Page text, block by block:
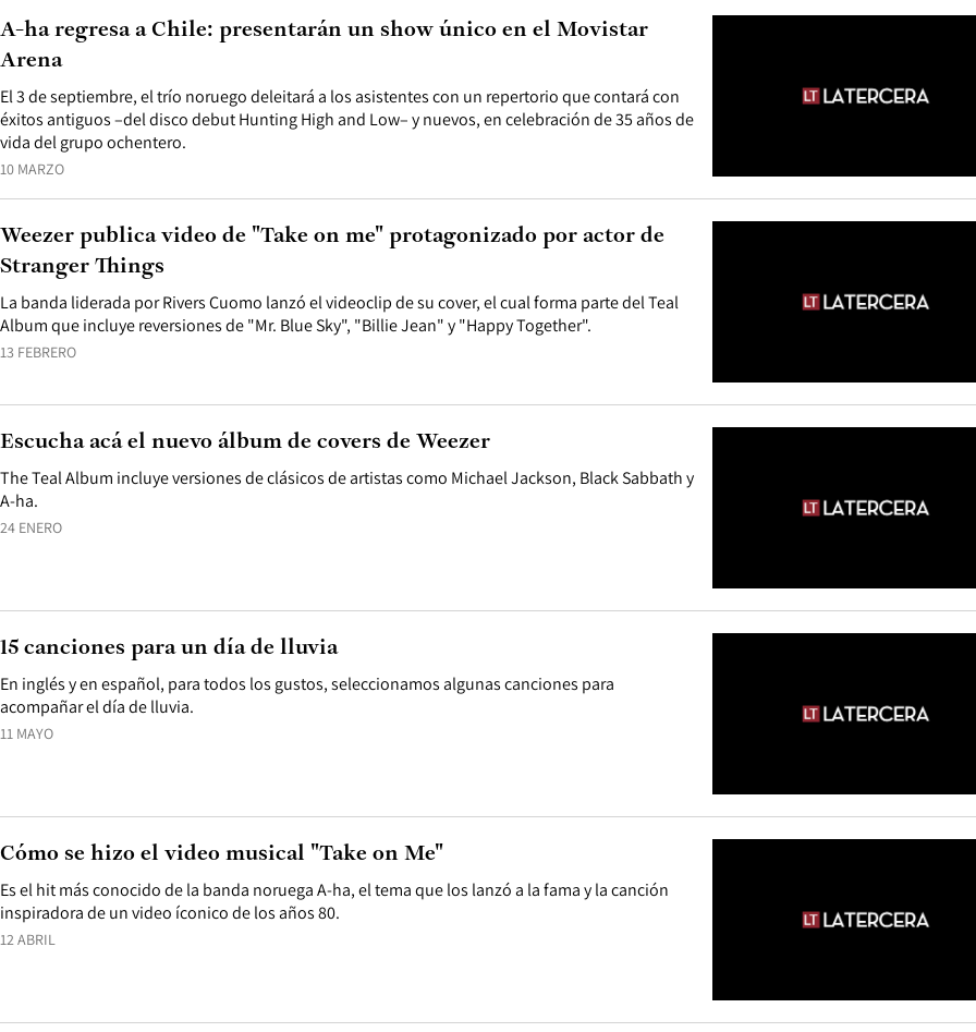
10 MARZO
El 3 de septiembre, el trío noruego deleitará a los asistentes con un repertorio que contará con
éxitos antiguos –del disco debut Hunting High and Low– y nuevos, en celebración de 35 años de
vida del grupo ochentero.
A-ha regresa a Chile: presentarán un show único en el Movistar
Arena
13 FEBRERO
La banda liderada por Rivers Cuomo lanzó el videoclip de su cover, el cual forma parte del Teal
Album que incluye reversiones de "Mr. Blue Sky", "Billie Jean" y "Happy Together".
Weezer publica video de "Take on me" protagonizado por actor de
Stranger Things
24 ENERO
The Teal Album incluye versiones de clásicos de artistas como Michael Jackson, Black Sabbath y
A-ha.
Escucha acá el nuevo álbum de covers de Weezer
11 MAYO
En inglés y en español, para todos los gustos, seleccionamos algunas canciones para
acompañar el día de lluvia.
15 canciones para un día de lluvia
12 ABRIL
Es el hit más conocido de la banda noruega A-ha, el tema que los lanzó a la fama y la canción
inspiradora de un video íconico de los años 80.
Cómo se hizo el video musical "Take on Me"